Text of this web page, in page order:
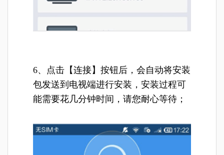
6、点击【连接】按钮后，会自动将安装
包发送到电视端进行安装，安装过程可
能需要花几分钟时间，请您耐心等待；